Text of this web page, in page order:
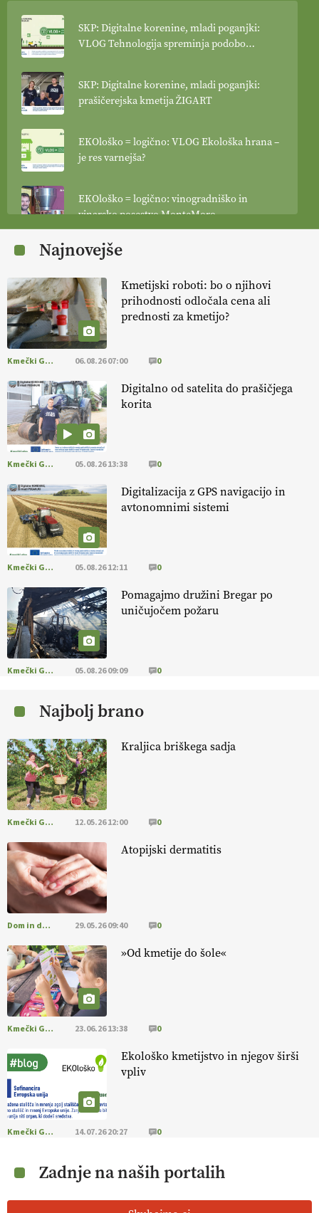
SKP: Digitalne korenine, mladi poganjki:
VLOG Tehnologija spreminja podobo
SKP: Digitalne korenine, mladi poganjki:
prašičerejska kmetija ŽIGART
EKOloško = logično: VLOG Ekološka hrana –
je res varnejša?
EKOloško = logično: vinogradniško in
vinarsko posestvo MonteMoro
EKOloško = logično: ekološka kmetija
EKOloško = logično: ekološka kmetija
HOMAR
EKOloško = logično: VLOG Ekološko
kmetijstvo brez škropljenja?
EKOloško = logično: ekološka kmetija
ALTENBAHER
EKOloško = logično: ekološko oljarstvo
MORGAN
EKOloško = logično: ekološka kmetija
FREŠER
KMETIJSKA LIGA PRVAKOV: POMLADITEV
KMETIJSKE EKIPE
KMETIJSKA LIGA PRVAKOV: UKRAJINA vs.
EVROPA
EKOloško = logično: ekološka kmetija
EKOloško = logično: VLOG Okus je
pomembnejši od izgleda
EKOloško = logično: ekološka kmetija PR'
RAKARI
Najnovejše
Kmetijski roboti: bo o njihovi
prihodnosti odločala cena ali
prednosti za kmetijo?
Kmečki Glas 06.08.26 07:00 0
Digitalno od satelita do prašičjega
korita
Kmečki Glas 05.08.26 13:38 0
Digitalizacija z GPS navigacijo in
avtonomnimi sistemi
Kmečki Glas 05.08.26 12:11 0
Pomagajmo družini Bregar po
uničujočem požaru
Kmečki Glas 05.08.26 09:09 0
Najbolj brano
Kraljica briškega sadja
Kmečki Glas 12.05.26 12:00 0
Atopijski dermatitis
Dom in družina 29.05.26 09:40 0
»Od kmetije do šole«
Kmečki Glas 23.06.26 13:38 0
Ekološko kmetijstvo in njegov širši
vpliv
Kmečki Glas 14.07.26 20:27 0
Zadnje na naših portalih